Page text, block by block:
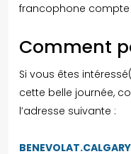
francophone compte
Comment
Si vous êtes
cette belle journée,
l’adresse suivante :